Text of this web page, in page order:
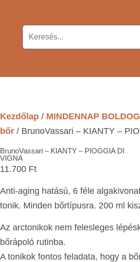
Kezdőlap / MINDENNAP
bőr / BrunoVassari – KIANTY –
BrunoVassari – KIANTY – PIOGGIA DI
VIGNA
11.700 Ft
Anti-aging hatású, 6 féle
tonik. Minden bőrtípusra. 200 ml
Az arctonikok nem felesleges
bőrápoló rutinba.
A tonikok fontos feladata, hogy a